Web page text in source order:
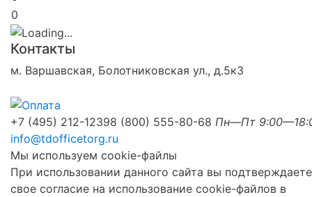
0
Контакты
м. Варшавская, Болотниковская ул., д.5к3
+7 (495) 212-12398 (800) 555-80-68 Пн—Пт
info@tdofficetorg.ru
Мы используем cookie-файлы
При использовании данного сайта вы подтверждаете
свое согласие на использование cookie-файлов в